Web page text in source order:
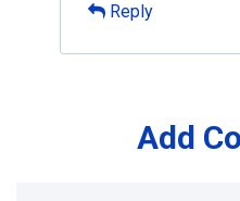
Reply
Add